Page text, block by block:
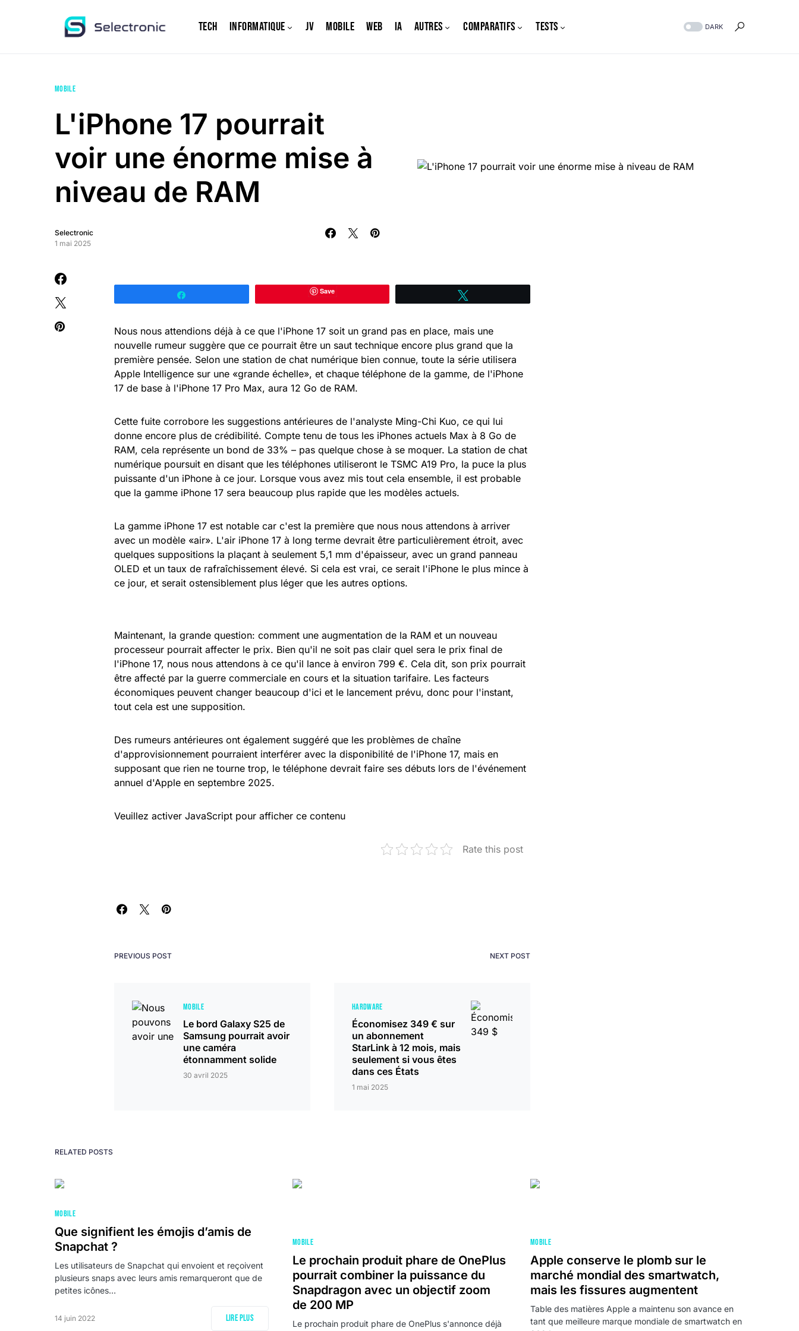
Tech Informatique JV Mobile Web IA Autres Comparatifs Tests DARK
MOBILE
L'iPhone 17 pourrait
voir une énorme mise à
niveau de RAM
Selectronic
1 mai 2025
Save
Nous nous attendions déjà à ce que l'iPhone 17 soit un grand pas en place, mais une
nouvelle rumeur suggère que ce pourrait être un saut technique encore plus grand que la
première pensée. Selon une station de chat numérique bien connue, toute la série utilisera
Apple Intelligence sur une «grande échelle», et chaque téléphone de la gamme, de l'iPhone
17 de base à l'iPhone 17 Pro Max, aura 12 Go de RAM.
Cette fuite corrobore les suggestions antérieures de l'analyste Ming-Chi Kuo, ce qui lui
donne encore plus de crédibilité. Compte tenu de tous les iPhones actuels Max à 8 Go de
RAM, cela représente un bond de 33% – pas quelque chose à se moquer. La station de chat
numérique poursuit en disant que les téléphones utiliseront le TSMC A19 Pro, la puce la plus
puissante d'un iPhone à ce jour. Lorsque vous avez mis tout cela ensemble, il est probable
que la gamme iPhone 17 sera beaucoup plus rapide que les modèles actuels.
La gamme iPhone 17 est notable car c'est la première que nous nous attendons à arriver
avec un modèle «air». L'air iPhone 17 à long terme devrait être particulièrement étroit, avec
quelques suppositions la plaçant à seulement 5,1 mm d'épaisseur, avec un grand panneau
OLED et un taux de rafraîchissement élevé. Si cela est vrai, ce serait l'iPhone le plus mince à
ce jour, et serait ostensiblement plus léger que les autres options.
Maintenant, la grande question: comment une augmentation de la RAM et un nouveau
processeur pourrait affecter le prix. Bien qu'il ne soit pas clair quel sera le prix final de
l'iPhone 17, nous nous attendons à ce qu'il lance à environ 799 €. Cela dit, son prix pourrait
être affecté par la guerre commerciale en cours et la situation tarifaire. Les facteurs
économiques peuvent changer beaucoup d'ici et le lancement prévu, donc pour l'instant,
tout cela est une supposition.
Des rumeurs antérieures ont également suggéré que les problèmes de chaîne
d'approvisionnement pourraient interférer avec la disponibilité de l'iPhone 17, mais en
supposant que rien ne tourne trop, le téléphone devrait faire ses débuts lors de l'événement
annuel d'Apple en septembre 2025.
Veuillez activer JavaScript pour afficher ce contenu
Rate this post
PREVIOUS POST
MOBILE
Le bord Galaxy S25 de
Samsung pourrait avoir
une caméra
étonnamment solide
30 avril 2025
NEXT POST
HARDWARE
Économisez 349 € sur
un abonnement
StarLink à 12 mois, mais
seulement si vous êtes
dans ces États
1 mai 2025
RELATED POSTS
MOBILE
Que signifient les émojis d’amis de
Snapchat ?
Les utilisateurs de Snapchat qui envoient et reçoivent
plusieurs snaps avec leurs amis remarqueront que de
petites icônes…
14 juin 2022 Lire plus
MOBILE
Le prochain produit phare de OnePlus
pourrait combiner la puissance du
Snapdragon avec un objectif zoom
de 200 MP
Le prochain produit phare de OnePlus s'annonce déjà
MOBILE
Apple conserve le plomb sur le
marché mondial des smartwatch,
mais les fissures augmentent
Table des matières Apple a maintenu son avance en
tant que meilleure marque mondiale de smartwatch en